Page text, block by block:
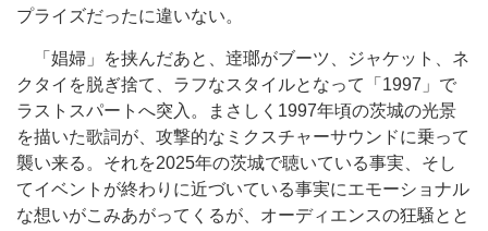
プライズだったに違いない。
「娼婦」を挟んだあと、逹瑯がブーツ、ジャケット、ネ
クタイを脱ぎ捨て、ラフなスタイルとなって「1997」で
ラストスパートへ突入。まさしく1997年頃の茨城の光景
を描いた歌詞が、攻撃的なミクスチャーサウンドに乗って
襲い来る。それを2025年の茨城で聴いている事実、そし
てイベントが終わりに近づいている事実にエモーショナル
な想いがこみあがってくるが、オーディエンスの狂騒とと